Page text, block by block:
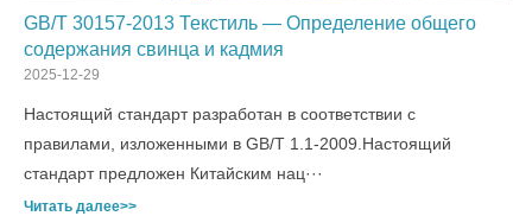
GB/T 30157-2013 Текстиль — Определение общего
содержания свинца и кадмия
2025-12-29
Настоящий стандарт разработан в соответствии с
правилами, изложенными в GB/T 1.1-2009.Настоящий
стандарт предложен Китайским нац···
Читать далее>>